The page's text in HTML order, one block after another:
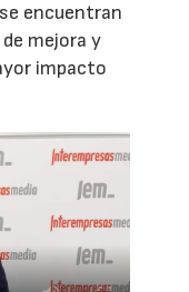
encuentran
mejora y
impacto